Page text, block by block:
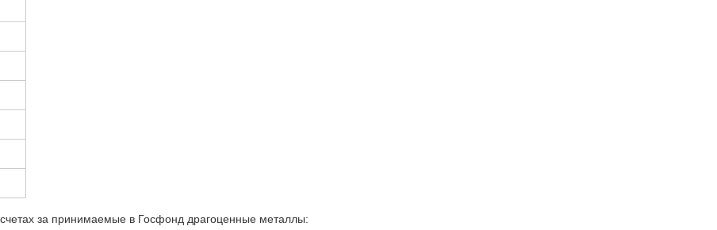
за принимаемые в Госфонд драгоценные металлы: